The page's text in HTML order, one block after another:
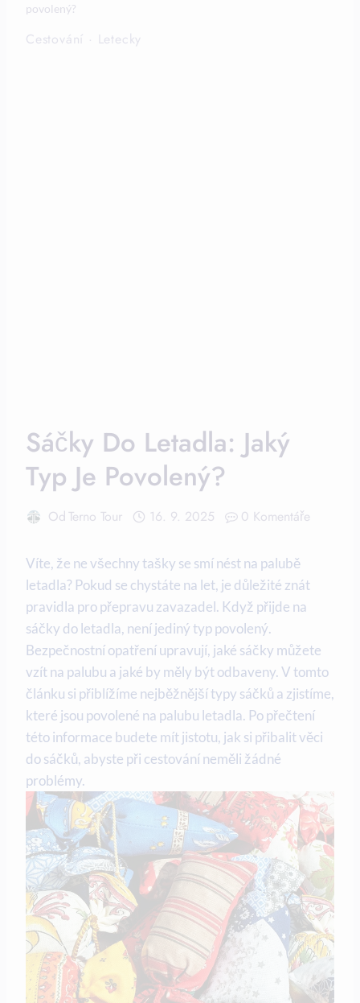
povolený?
Cestování · Letecky
Sáčky Do Letadla: Jaký
Typ Je Povolený?
OdTerno Tour 16. 9. 2025 0 Komentáře
Víte, že ne všechny tašky se smí nést na palubě
letadla? Pokud se chystáte na let, je důležité znát
pravidla pro přepravu zavazadel. Když přijde na
sáčky do letadla, není jediný typ povolený.
Bezpečnostní opatření upravují, jaké sáčky můžete
vzít na palubu a jaké by měly být odbaveny. V tomto
článku si přiblížíme nejběžnější typy sáčků a zjistíme,
které jsou povolené na palubu letadla. Po přečtení
této informace budete mít jistotu, jak si přibalit věci
do sáčků, abyste při cestování neměli žádné
problémy.